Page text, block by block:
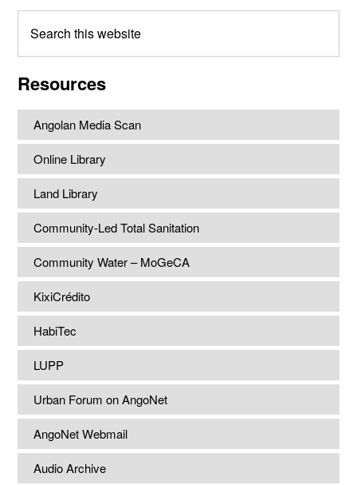
this
Resources
Angolan Media Scan
Online Library
Land Library
Community-Led Total Sanitation
Community Water – MoGeCA
KixiCrédito
HabiTec
LUPP
Urban Forum on AngoNet
AngoNet Webmail
Audio Archive